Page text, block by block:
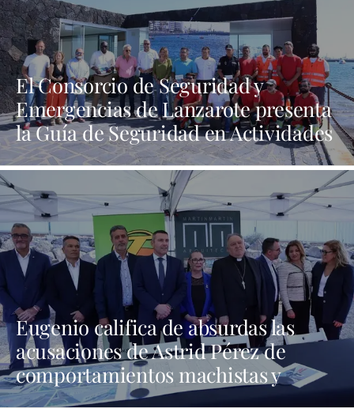
El Consorcio de Seguridad y
Emergencias de Lanzarote presenta
la Guía de Seguridad en Actividades
Náuticas
Eugenio califica de absurdas las
acusaciones de Astrid Pérez de
comportamientos machistas y
asegura que busca una presencia en